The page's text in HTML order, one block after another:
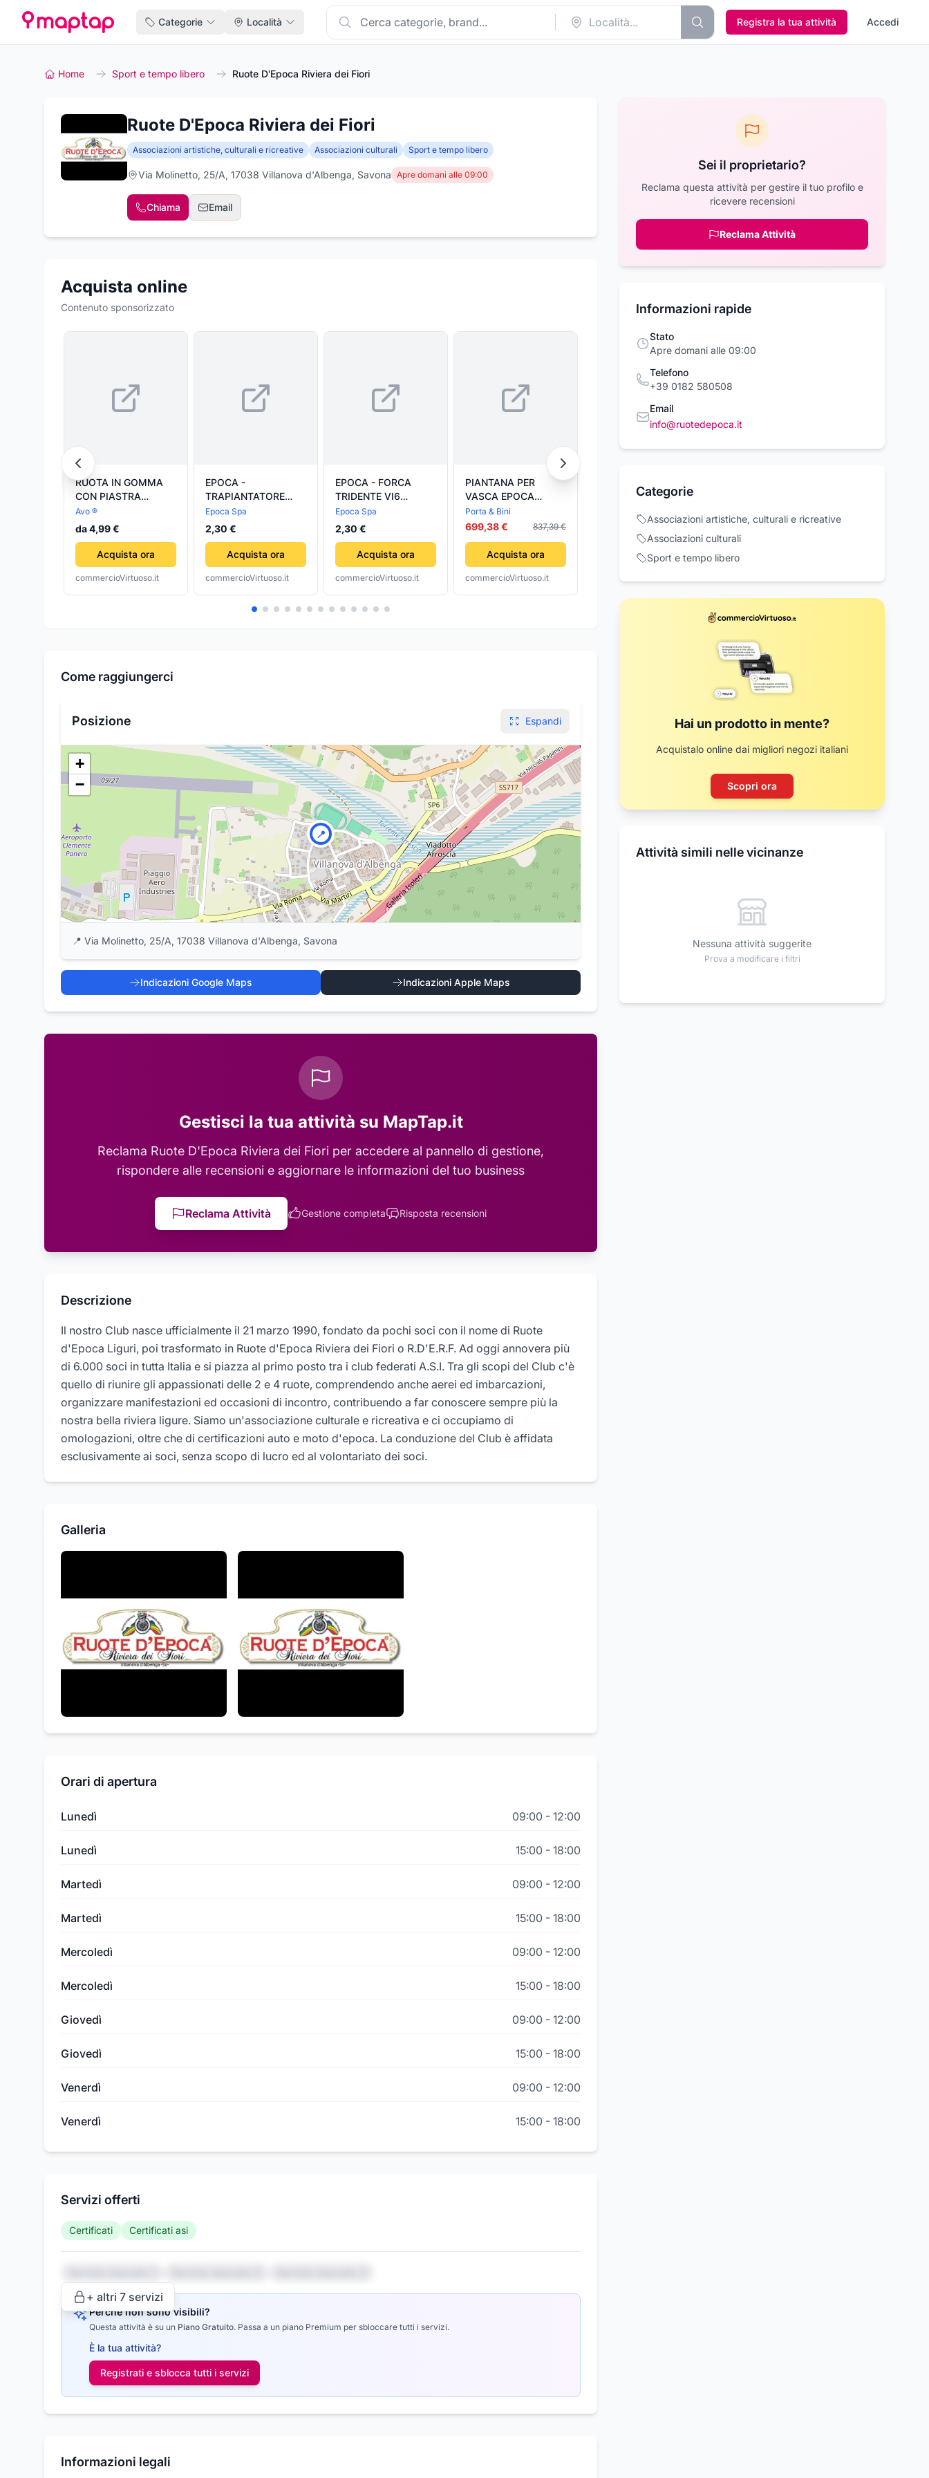
Categorie Località Registra la tua attività Accedi
Home Sport e tempo libero Ruote D'Epoca Riviera dei Fiori
Ruote D'Epoca Riviera dei Fiori
Associazioni artistiche, culturali e ricreative Associazioni culturali Sport e tempo libero
Via Molinetto, 25/A, 17038 Villanova d'Albenga, Savona Apre domani alle 09:00
Chiama Email
Acquista online
Contenuto sponsorizzato
RUOTA IN GOMMA
CON PIASTRA
GIREVOLE AVO
FLANGIA IN ACCIAIO
RUOTE PER
CARRELLI
Avo ®
da 4,99 €
Acquista ora
commercioVirtuoso.it
EPOCA -
TRAPIANTATORE
LAMA STRETTA
BLUE
Epoca Spa
2,30 €
Acquista ora
commercioVirtuoso.it
EPOCA - FORCA
TRIDENTE VI6
MELANZANA
Epoca Spa
2,30 €
Acquista ora
commercioVirtuoso.it
PIANTANA PER
VASCA EPOCA
Bronzo PORTA & BINI
Porta & Bini
699,38 € 837,39 €
Acquista ora
commercioVirtuoso.it
VASCA EPOCA
Acquista ora
commercioVirtuoso.it
GLITTER BOCCIOLO
FINTE SEGNAPOSTO
6,99 €
Come raggiungerci
Posizione Espandi
📍
+
−
📍 Via Molinetto, 25/A, 17038 Villanova d'Albenga, Savona
Indicazioni Google Maps Indicazioni Apple Maps
Gestisci la tua attività su MapTap.it
Reclama Ruote D'Epoca Riviera dei Fiori per accedere al pannello di gestione,
rispondere alle recensioni e aggiornare le informazioni del tuo business
Reclama Attività Gestione completa Risposta recensioni
Descrizione
Il nostro Club nasce ufficialmente il 21 marzo 1990, fondato da pochi soci con il nome di Ruote
d'Epoca Liguri, poi trasformato in Ruote d'Epoca Riviera dei Fiori o R.D'E.R.F. Ad oggi annovera più
di 6.000 soci in tutta Italia e si piazza al primo posto tra i club federati A.S.I. Tra gli scopi del Club c'è
quello di riunire gli appassionati delle 2 e 4 ruote, comprendendo anche aerei ed imbarcazioni,
organizzare manifestazioni ed occasioni di incontro, contribuendo a far conoscere sempre più la
nostra bella riviera ligure. Siamo un'associazione culturale e ricreativa e ci occupiamo di
omologazioni, oltre che di certificazioni auto e moto d'epoca. La conduzione del Club è affidata
esclusivamente ai soci, senza scopo di lucro ed al volontariato dei soci.
Galleria
Orari di apertura
Lunedì 09:00 - 12:00
Lunedì 15:00 - 18:00
Martedì 09:00 - 12:00
Martedì 15:00 - 18:00
Mercoledì 09:00 - 12:00
Mercoledì 15:00 - 18:00
Giovedì 09:00 - 12:00
Giovedì 15:00 - 18:00
Venerdì 09:00 - 12:00
Venerdì 15:00 - 18:00
Servizi offerti
Certificati Certificati asi
+ altri 7 servizi
Perché non sono visibili?
Questa attività è su un Piano Gratuito. Passa a un piano Premium per sbloccare tutti i servizi.
È la tua attività?
Registrati e sblocca tutti i servizi
Informazioni legali
Sei il proprietario?
Reclama questa attività per gestire il tuo profilo e
ricevere recensioni
Reclama Attività
Informazioni rapide
Stato
Apre domani alle 09:00
Telefono
+39 0182 580508
Email
info@ruotedepoca.it
Categorie
Associazioni artistiche, culturali e ricreative
Associazioni culturali
Sport e tempo libero
Hai un prodotto in mente?
Acquistalo online dai migliori negozi italiani
Scopri ora
Attività simili nelle vicinanze
Nessuna attività suggerite
Prova a modificare i filtri